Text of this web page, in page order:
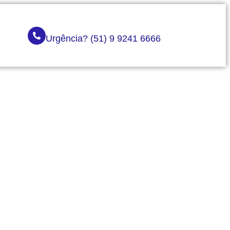
Urgência? (51) 9 9241 6666